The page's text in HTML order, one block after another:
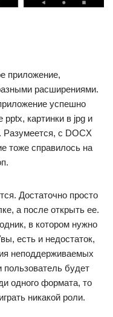
приложение,
расширениями.
успешно
картинки в jpg и
Разумеется, с DOCX
тоже справилось на
Достаточно просто
а после открыть ее.
в котором нужно
есть и недостаток,
неподдерживаемых
будет
одного формата, то
никакой роли.